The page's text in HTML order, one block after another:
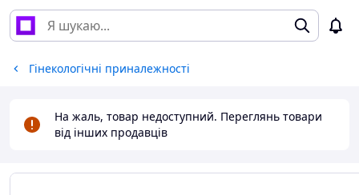
Гінекологічні приналежності
На жаль, товар недоступний. Переглянь товари
від інших продавців